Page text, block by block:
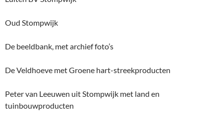
Oud Stompwijk
De beeldbank, met archief foto’s
De Veldhoeve met Groene hart-streekproducten
Peter van Leeuwen uit Stompwijk met land en
tuinbouwproducten